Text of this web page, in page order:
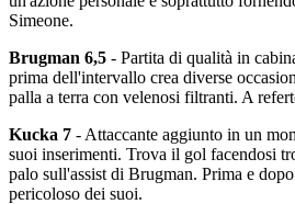
Simeone.
Brugman 6,5 - Partita di qualità in
prima dell'intervallo crea diverse
palla a terra con velenosi filtranti. A
Kucka 7 - Attaccante aggiunto in un
suoi inserimenti. Trova il gol facendosi
palo sull'assist di Brugman. Prima e
pericoloso dei suoi.